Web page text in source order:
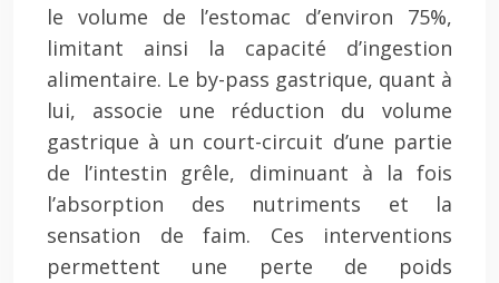
le volume de l’estomac d’environ 75%,
limitant ainsi la capacité d’ingestion
alimentaire. Le by-pass gastrique, quant à
lui, associe une réduction du volume
gastrique à un court-circuit d’une partie
de l’intestin grêle, diminuant à la fois
l’absorption des nutriments et la
sensation de faim. Ces interventions
permettent une perte de poids